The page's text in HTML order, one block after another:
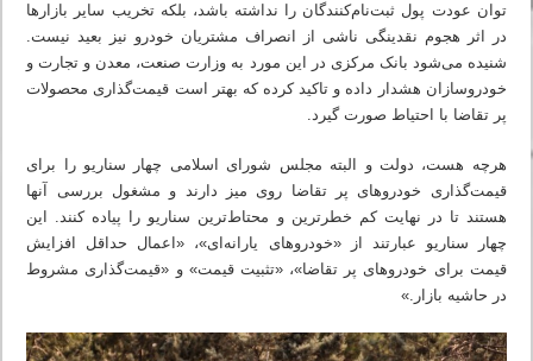
توان عودت پول ثبت‌نام‌کنندگان را نداشته باشد، بلکه تخریب سایر بازارها
در اثر هجوم نقدینگی ناشی از انصراف مشتریان خودرو نیز بعید نیست.
شنیده می‌شود بانک مرکزی در این مورد به وزارت صنعت، معدن و تجارت و
خودروسازان هشدار داده و تاکید کرده که بهتر است قیمت‌گذاری محصولات
پر تقاضا با احتیاط صورت گیرد.
هرچه هست، دولت و البته مجلس شورای اسلامی چهار سناریو را برای
قیمت‌گذاری خودروهای پر تقاضا روی میز دارند و مشغول بررسی آنها
هستند تا در نهایت کم خطرترین و محتاط‌ترین سناریو را پیاده کنند. این
چهار سناریو عبارتند از «خودروهای یارانه‌ای»، «اعمال حداقل افزایش
قیمت برای خودروهای پر تقاضا»، «تثبیت قیمت» و «قیمت‌گذاری مشروط
در حاشیه بازار.»